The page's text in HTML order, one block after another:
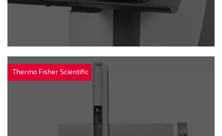
Thermo Fisher Scientific